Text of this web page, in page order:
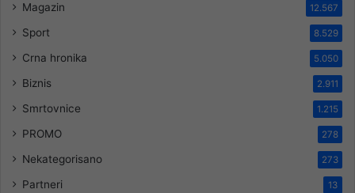
Magazin 12.567
Sport 8.529
Crna hronika 5.050
Biznis 2.911
Smrtovnice 1.215
PROMO 278
Nekategorisano 273
Partneri 13